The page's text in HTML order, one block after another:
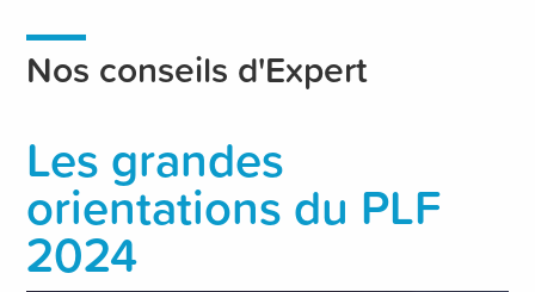
Nos conseils d'Expert
Les grandes
orientations du PLF
2024